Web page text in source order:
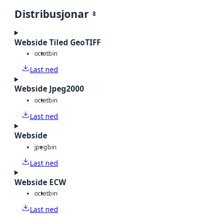
Distribusjonar 8
Webside Tiled GeoTIFF
octetbin
Last ned
Webside Jpeg2000
octetbin
Last ned
Webside
jpegbin
Last ned
Webside ECW
octetbin
Last ned